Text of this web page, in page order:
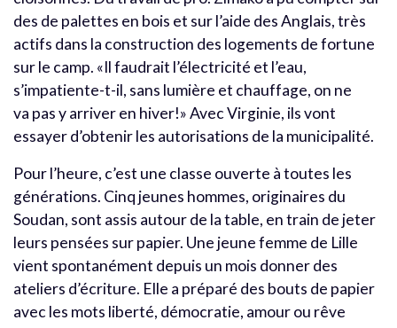
des de palettes en bois et sur l’aide des Anglais, très
actifs dans la construction des logements de fortune
sur le camp. «Il faudrait l’électricité et l’eau,
s’impatiente-t-il, sans lumière et chauffage, on ne
va pas y arriver en hiver!» Avec Virginie, ils vont
essayer d’obtenir les autorisations de la municipalité.
Pour l’heure, c’est une classe ouverte à toutes les
générations. Cinq jeunes hommes, originaires du
Soudan, sont assis autour de la table, en train de jeter
leurs pensées sur papier. Une jeune femme de Lille
vient spontanément depuis un mois donner des
ateliers d’écriture. Elle a préparé des bouts de papier
avec les mots liberté, démocratie, amour ou rêve